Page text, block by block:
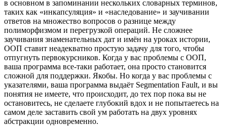
в основном в запоминании нескольких словарных терминов,
таких как «инкапсуляция» и «наследование» и заучивании
ответов на множество вопросов о разнице между
полиморфизмом и перегрузкой операций. Не сложнее
заучивания знаменательных дат и имён на уроках истории,
ООП ставит неадекватно простую задачу для того, чтобы
отпугнуть первокурсников. Когда у вас проблемы с ООП,
ваша программа все-таки работает, она просто становится
сложной для поддержки. Якобы. Но когда у вас проблемы с
указателями, ваша программа выдаёт Segmentation Fault, и вы
понятия не имеете, что происходит, до тех пор пока вы не
остановитесь, не сделаете глубокий вдох и не попытаетесь на
самом деле заставить свой ум работать на двух уровнях
абстракции одновременно.